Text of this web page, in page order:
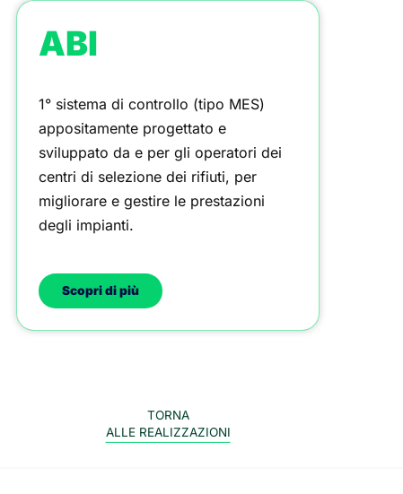
ABI
1° sistema di controllo (tipo MES)
appositamente progettato e
sviluppato da e per gli operatori dei
centri di selezione dei rifiuti, per
migliorare e gestire le prestazioni
degli impianti.
Scopri di più
TORNA
ALLE REALIZZAZIONI